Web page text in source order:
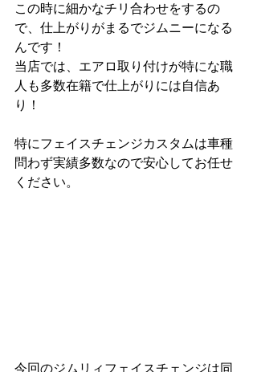
この時に細かなチリ合わせをするの
で、仕上がりがまるでジムニーになる
んです！
当店では、エアロ取り付けが特にな職
人も多数在籍で仕上がりには自信あ
り！
特にフェイスチェンジカスタムは車種
問わず実績多数なので安心してお任せ
ください。
今回のジムリィフェイスチェンジは同